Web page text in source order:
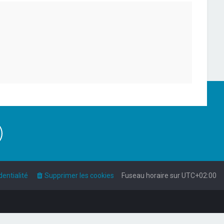
Fuseau horaire surUTC+02:00
Supprimer les cookies